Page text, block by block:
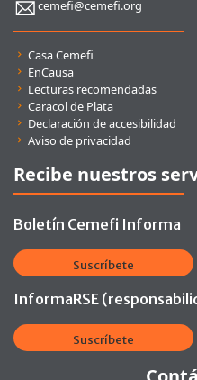
cemefi@cemefi.org
Enlaces rápidos
Casa Cemefi
EnCausa
Lecturas recomendadas
Caracol de Plata
Declaración de accesibilidad
Aviso de privacidad
Recibe nuestros
Boletín Cemefi Informa
Suscríbete
InformaRSE
Suscríbete